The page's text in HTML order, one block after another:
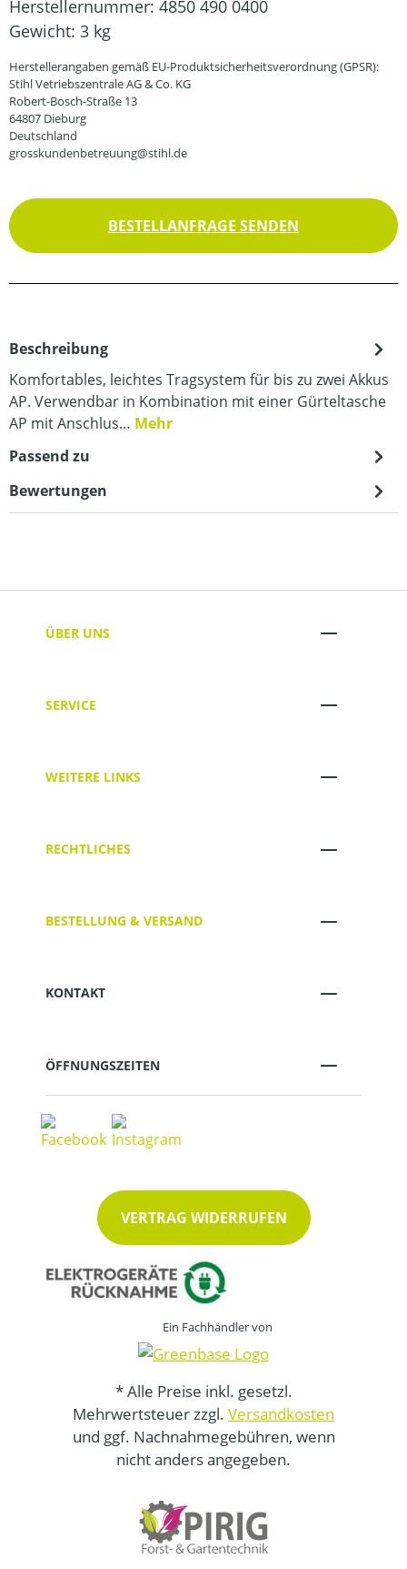
Herstellernummer: 4850 490 0400
Gewicht: 3 kg
Herstellerangaben gemäß EU-Produktsicherheitsverordnung (GPSR):
Stihl Vetriebszentrale AG & Co. KG
Robert-Bosch-Straße 13
64807 Dieburg
Deutschland
grosskundenbetreuung@stihl.de
BESTELLANFRAGE SENDEN
Beschreibung
Komfortables, leichtes Tragsystem für bis zu zwei Akkus
AP. Verwendbar in Kombination mit einer Gürteltasche
AP mit Anschlus… Mehr
Passend zu
Bewertungen
ÜBER UNS
SERVICE
WEITERE LINKS
RECHTLICHES
BESTELLUNG & VERSAND
KONTAKT
ÖFFNUNGSZEITEN
VERTRAG WIDERRUFEN
Ein Fachhändler von
* Alle Preise inkl. gesetzl.
Mehrwertsteuer zzgl. Versandkosten
und ggf. Nachnahmegebühren, wenn
nicht anders angegeben.